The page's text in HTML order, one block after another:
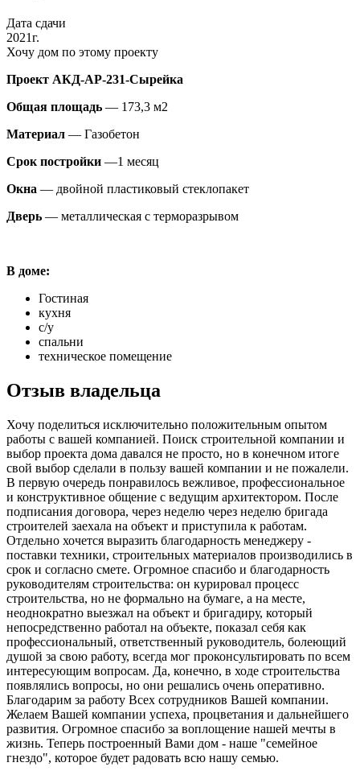
Дата сдачи
2021г.
Хочу дом по этому проекту
Проект АКД-АР-231-Сырейка
Общая площадь — 173,3 м2
Материал — Газобетон
Срок постройки —1 месяц
Окна — двойной пластиковый стеклопакет
Дверь — металлическая с терморазрывом
В доме:
Гостиная
кухня
с/у
спальни
техническое помещение
Отзыв владельца
Хочу поделиться исключительно положительным опытом
работы с вашей компанией. Поиск строительной компании и
выбор проекта дома давался не просто, но в конечном итоге
свой выбор сделали в пользу вашей компании и не пожалели.
В первую очередь понравилось вежливое, профессиональное
и конструктивное общение с ведущим архитектором. После
подписания договора, через неделю через неделю бригада
строителей заехала на объект и приступила к работам.
Отдельно хочется выразить благодарность менеджеру -
поставки техники, строительных материалов производились в
срок и согласно смете. Огромное спасибо и благодарность
руководителям строительства: он курировал процесс
строительства, но не формально на бумаге, а на месте,
неоднократно выезжал на объект и бригадиру, который
непосредственно работал на объекте, показал себя как
профессиональный, ответственный руководитель, болеющий
душой за свою работу, всегда мог проконсультировать по всем
интересующим вопросам. Да, конечно, в ходе строительства
появлялись вопросы, но они решались очень оперативно.
Благодарим за работу Всех сотрудников Вашей компании.
Желаем Вашей компании успеха, процветания и дальнейшего
развития. Огромное спасибо за воплощение нашей мечты в
жизнь. Теперь построенный Вами дом - наше "семейное
гнездо", которое будет радовать всю нашу семью.